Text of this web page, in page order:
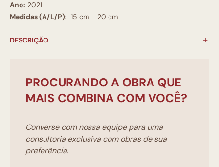
Ano: 2021
Medidas (A/L/P): 15 cm 20 cm
DESCRIÇÃO
PROCURANDO A OBRA QUE
MAIS COMBINA COM VOCÊ?
Converse com nossa equipe para uma
consultoria exclusíva com obras de sua
preferência.